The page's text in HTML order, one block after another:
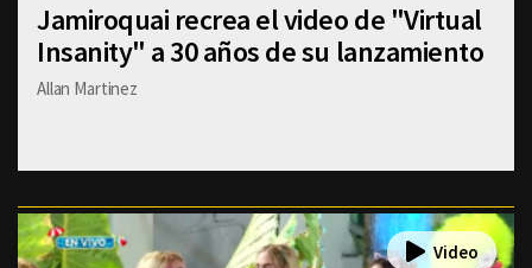
Jamiroquai recrea el video de "Virtual
Insanity" a 30 años de su lanzamiento
Allan Martinez